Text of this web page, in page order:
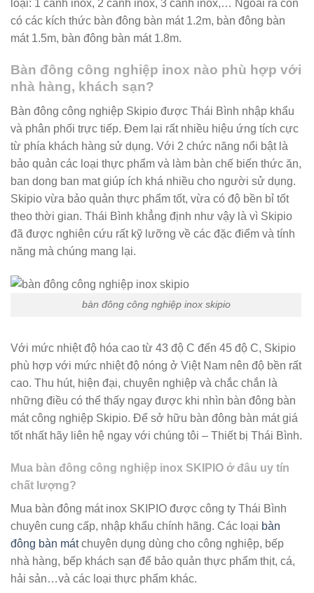
loại: 1 cánh inox, 2 cánh inox, 3 cánh inox,… Ngoài ra còn
có các kích thức bàn đông bàn mát 1.2m, bàn đông bàn
mát 1.5m, bàn đông bàn mát 1.8m.
Bàn đông công nghiệp inox nào phù hợp với
nhà hàng, khách sạn?
Bàn đông công nghiệp Skipio được Thái Bình nhập khẩu
và phân phối trực tiếp. Đem lại rất nhiều hiệu ứng tích cực
từ phía khách hàng sử dụng. Với 2 chức năng nổi bật là
bảo quản các loại thực phẩm và làm bàn chế biến thức ăn,
ban dong ban mat giúp ích khá nhiều cho người sử dụng.
Skipio vừa bảo quản thực phẩm tốt, vừa có độ bền bỉ tốt
theo thời gian. Thái Bình khẳng định như vậy là vì Skipio
đã được nghiên cứu rất kỹ lưỡng về các đặc điểm và tính
năng mà chúng mang lại.
bàn đông công nghiệp inox skipio
Với mức nhiệt độ hóa cao từ 43 độ C đến 45 độ C, Skipio
phù hợp với mức nhiệt độ nóng ở Việt Nam nên độ bền rất
cao. Thu hút, hiện đại, chuyên nghiệp và chắc chắn là
những điều có thể thấy ngay được khi nhìn bàn đông bàn
mát công nghiệp Skipio. Để sở hữu bàn đông bàn mát giá
tốt nhất hãy liên hệ ngay với chúng tôi – Thiết bị Thái Bình.
Mua bàn đông công nghiệp inox SKIPIO ở đâu uy tín
chất lượng?
Mua bàn đông mát inox SKIPIO được công ty Thái Bình
chuyên cung cấp, nhập khẩu chính hãng. Các loại bàn
đông bàn mátchuyên dụng dùng cho công nghiệp, bếp
nhà hàng, bếp khách sạn để bảo quản thực phẩm thịt, cá,
hải sản…và các loại thực phẩm khác.